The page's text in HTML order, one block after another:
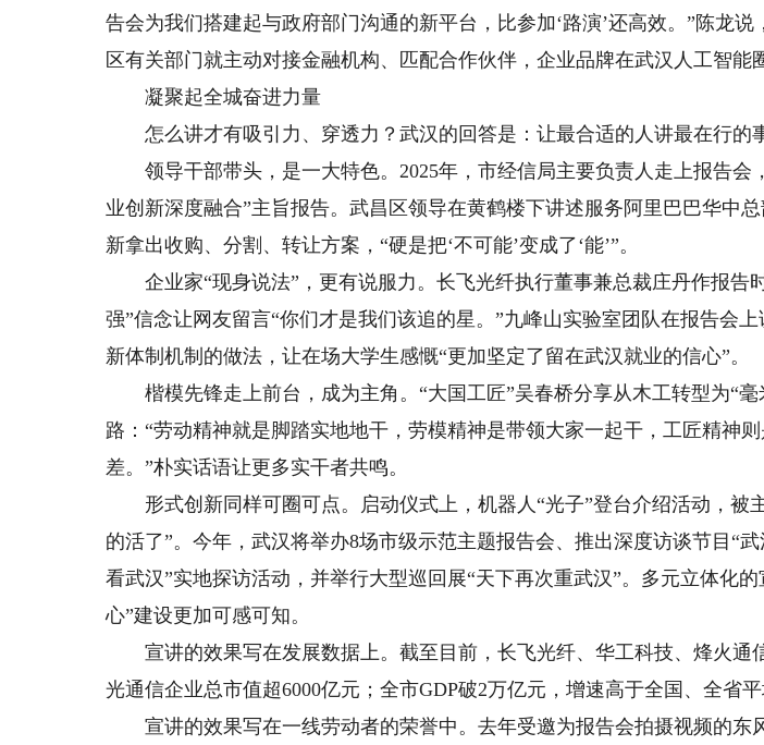
告会为我们搭建起与政府部门沟通的新平台，比参加‘路演’还高效。”陈龙说
区有关部门就主动对接金融机构、匹配合作伙伴，企业品牌在武汉人工智能
凝聚起全城奋进力量
怎么讲才有吸引力、穿透力？武汉的回答是：让最合适的人讲最在行的
领导干部带头，是一大特色。2025年，市经信局主要负责人走上报告会
业创新深度融合”主旨报告。武昌区领导在黄鹤楼下讲述服务阿里巴巴华中
新拿出收购、分割、转让方案，“硬是把‘不可能’变成了‘能’”。
企业家“现身说法”，更有说服力。长飞光纤执行董事兼总裁庄丹作报告
强”信念让网友留言“你们才是我们该追的星。”九峰山实验室团队在报告会
新体制机制的做法，让在场大学生感慨“更加坚定了留在武汉就业的信心”。
楷模先锋走上前台，成为主角。“大国工匠”吴春桥分享从木工转型为“毫
路：“劳动精神就是脚踏实地地干，劳模精神是带领大家一起干，工匠精神
差。”朴实话语让更多实干者共鸣。
形式创新同样可圈可点。启动仪式上，机器人“光子”登台介绍活动，被
的活了”。今年，武汉将举办8场市级示范主题报告会、推出深度访谈节目“
看武汉”实地探访活动，并举行大型巡回展“天下再次重武汉”。多元立体化
心”建设更加可感可知。
宣讲的效果写在发展数据上。截至目前，长飞光纤、华工科技、烽火通
光通信企业总市值超6000亿元；全市GDP破2万亿元，增速高于全国、全省平
宣讲的效果写在一线劳动者的荣誉中。去年受邀为报告会拍摄视频的东